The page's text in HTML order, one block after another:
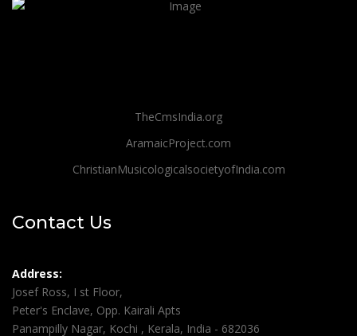
TheCmsIndia.org
AramaicProject.com
ChristianMusicologicalsocietyofIndia.com
Contact Us
Address:
Josef Ross, I st Floor,
Peter's Enclave, Opp. Kairali Apts
Panampilly Nagar, Kochi , Kerala, India - 682036